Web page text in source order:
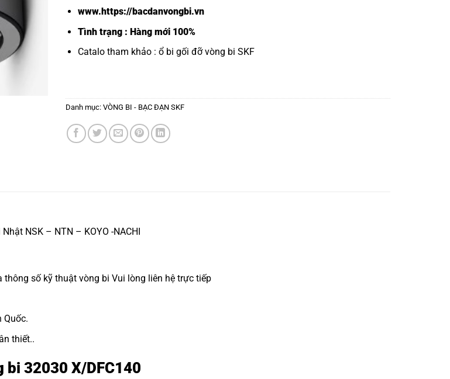
www.https://bacdanvongbi.vn
Tình trạng : Hàng mới 100%
Catalo tham khảo : ổ bi gối đỡ vòng bi SKF
Danh mục: VÒNG BI - BẠC ĐẠN SKF
NSK – NTN – KOYO -NACHI
số kỹ thuật vòng bi Vui lòng liên hệ trực tiếp
Quốc.
thiết..
bi 32030 X/DFC140